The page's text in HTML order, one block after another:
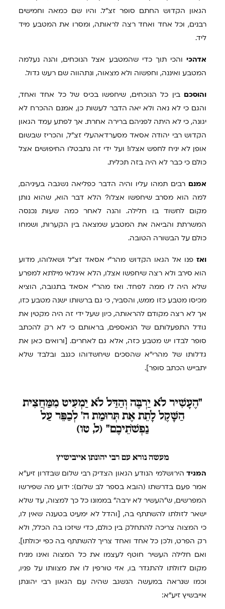
הגאון הקדוש החתם סופר זצ"ל. והיו שם כמאה וחמישים
רבנים, וכל אחד ואחד רצה לראותה, ומסרו את המטבע מיד
ליד.
אדהכי והכי תוך כדי שהמטבע אצל הנוכחים, והנה נעלמה
המטבע ואיננה, וחפשוה ולא מצאוה, ונתהווה שם רעש גדול.
והוסכם בין כל הנוכחים, שיחפשו בכיס של כל אחד ואחד,
והגם כי לא נאה ולא יאה הדבר לעשות כן, אמנם ההכרח לא
יגונה, כי לא היתה לפניהם ברירה אחרת. אך לפתע עמד הגאון
הקדוש רבי יהודה אסאד מסערדאהעלי זצ"ל, והכריז שבשום
אופן לא יניח לחפש אצלו! ועל ידי זה נתבטלו החיפושים אצל
כולם כי כבר לא היה בזה תכלית.
אמנם רבים תמהו עליו והיה הדבר כפליאה נשגבה בעיניהם,
למה הוא מסרב שיחפשו אצלו? הלא דבר הוא, שהוא נותן
מקום לחשוד בו חלילה. והנה לאחר כמה שעות נכנסה
המשרתת והביאה את המטבע שמצאה בין הקערות, ושמחו
כולם על הבשורה הטובה.
ואז פנו אל הגאו הקדוש מהר"י אסאד זצ"ל ושאלוהו, מדוע
הוא סירב ולא רצה שיחפשו אצלו, הלא איגלאי מילתא למפרע
שלא היה לו ממה לפחד. ואז מהר"י אסאד בתגובה, הוציא
מכיסו מטבע כזו ממש, והסביר, כי גם ברשותו ישנה מטבע כזו,
אך לא רצה מקודם להראותה, כיון שעל ידי זה היה מקטין את
גודל התפעלותם של הנאספים, בראותם כי לא רק להכתב
סופר לבדו יש מטבע כזה, אלא גם לאחרים. [ורואים כאן את
גדלותו של מהרי"א שהסכים שיחשדוהו כגנב ובלבד שלא
יתבייש הכתב סופר].
"הֶעָשִׁיר לֹא יַרְבֶּה וְהַדַּל לֹא יַמְעִיט מִמַּחֲצִית
הַשָּׁקֶל לָתֵת אֶת תְּרוּמַת ה' לְכַפֵּר עַל
נַפְשֹׁתֵיכֶם" (ל, טו)
מעשה נורא עם רבי יהונתן אייבישיץ
המגיד הירושלמי הנודע הגאון הצדיק רבי שלום שבדרון זיע"א
אמר פעם בדרשתו (הובא בספר לב שלום): ידוע מה שפירשו
המפרשים, ש"העשיר לא ירבה" בממונו כל כך למצוה, עד שלא
ישאר לזולתו להשתתף בה, [והדל לא ימעיט בטענה שאין לו,
כי המצוה צריכה להתחלק בין כולם, כדי שיזכו בה הכלל, ולא
רק הפרט, ולכן כל אחד ואחד צריך להשתתף בה כפי יכולתו].
ואם חלילה העשיר חוטף לעצמו את כל המצוה ואינו מניח
מקום לזולתו להתגדר בו, אזי טורפין לו את מצוותו על פניו,
וכמו שנראה במעשה הנשגב שהיה עם הגאון רבי יהונתן
אייבשיץ זיע"א: